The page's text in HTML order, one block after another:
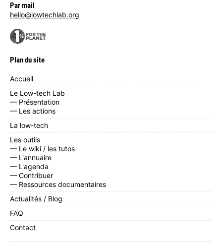
Par mail
hello@lowtechlab.org
Plan du site
Accueil
Le Low-tech Lab
— Présentation
— Les actions
La low-tech
Les outils
— Le wiki / les tutos
— L'annuaire
— L'agenda
— Contribuer
— Ressources documentaires
Actualités / Blog
FAQ
Contact